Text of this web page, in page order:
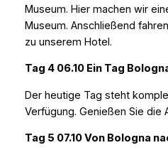
Museum. Hier machen wir
Museum. Anschließend
zu unserem Hotel.
Tag 4 06.10 Ein Tag
Der heutige Tag steht
Verfügung. Genießen Sie die
Tag 5 07.10 Von Bologna